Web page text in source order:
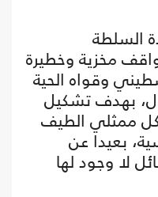
السلطة
مخزية وخطيرة
وقواه الحية
بهدف تشكيل
ممثلي الطيف
بعيدا عن
لا وجود لها